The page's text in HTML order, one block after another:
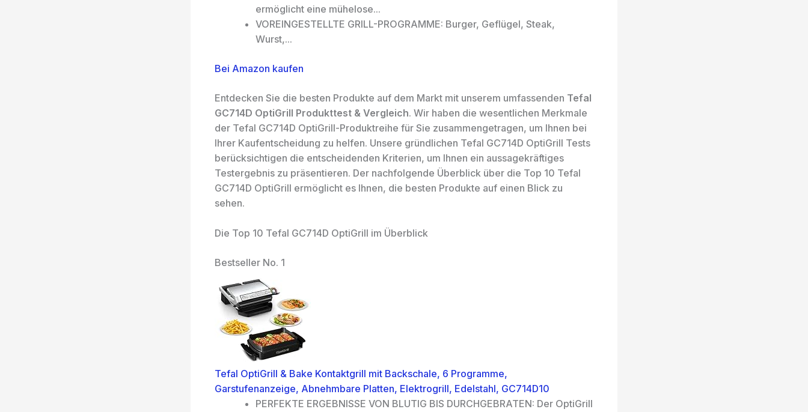
ermöglicht eine mühelose...
VOREINGESTELLTE GRILL-PROGRAMME: Burger, Geflügel, Steak,
Wurst,...
Bei Amazon kaufen
Entdecken Sie die besten Produkte auf dem Markt mit unserem umfassenden Tefal
GC714D OptiGrill Produkttest & Vergleich. Wir haben die wesentlichen Merkmale
der Tefal GC714D OptiGrill-Produktreihe für Sie zusammengetragen, um Ihnen bei
Ihrer Kaufentscheidung zu helfen. Unsere gründlichen Tefal GC714D OptiGrill Tests
berücksichtigen die entscheidenden Kriterien, um Ihnen ein aussagekräftiges
Testergebnis zu präsentieren. Der nachfolgende Überblick über die Top 10 Tefal
GC714D OptiGrill ermöglicht es Ihnen, die besten Produkte auf einen Blick zu
sehen.
Die Top 10 Tefal GC714D OptiGrill im Überblick
Bestseller No. 1
Tefal OptiGrill & Bake Kontaktgrill mit Backschale, 6 Programme,
Garstufenanzeige, Abnehmbare Platten, Elektrogrill, Edelstahl, GC714D10
PERFEKTE ERGEBNISSE VON BLUTIG BIS DURCHGEBRATEN: Der OptiGrill